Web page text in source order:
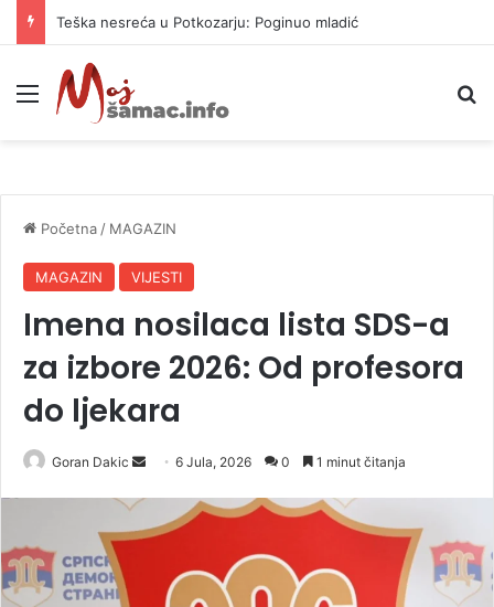
Teška nesreća u Potkozarju: Poginuo mladić
Meni
Početna / MAGAZIN
MAGAZIN VIJESTI
Imena nosilaca lista SDS-a
za izbore 2026: Od profesora
do ljekara
Goran Dakic
d
6 Jula, 2026 0 1 minut čitanja